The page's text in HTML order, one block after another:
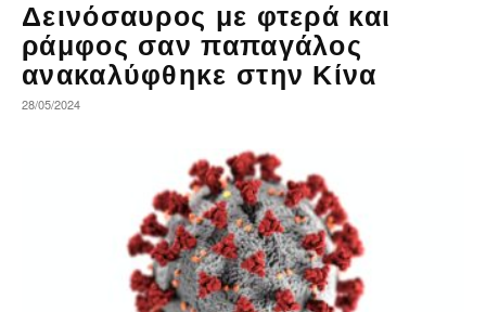
Δεινόσαυρος με φτερά και
ράμφος σαν παπαγάλος
ανακαλύφθηκε στην Κίνα
28/05/2024